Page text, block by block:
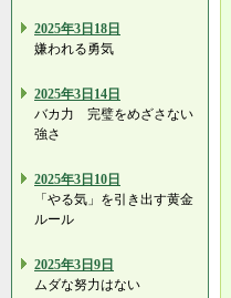
2025年3日18日
嫌われる勇気
2025年3日14日
バカ力 完璧をめざさない
強さ
2025年3日10日
「やる気」を引き出す黄金
ルール
2025年3日9日
ムダな努力はない